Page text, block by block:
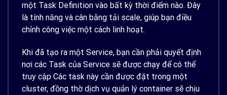
một Task Definition vào bất kỳ thời điểm nào. Đây
là tính năng và cân bằng tải scale, giúp bạn điều
chỉnh công việc một cách linh hoạt.
Khi đã tạo ra một Service, bạn cần phải quyết định
nơi các Task của Service sẽ được chạy để có thể
truy cập Các task này cần được đặt trong một
cluster, đồng thờ dịch vụ quản lý container sẽ chịu